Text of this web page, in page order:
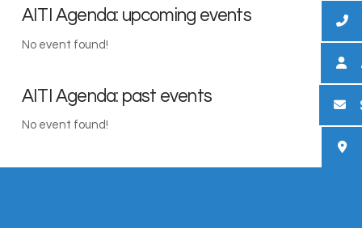
AITI Agenda: upcoming events
No event found!
AITI Agenda: past events
No event found!